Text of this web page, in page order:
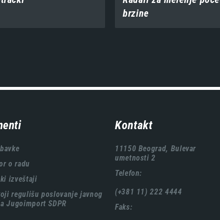
brzine
o radu
izveštaji
regulišu poslovanje javnog
Jugoimport SDPR
Kontakt
11150 Beograd, Bulevar
umetnosti 2
Telefon:
(+381 11) 222 4444
Faks: